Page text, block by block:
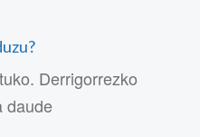
Derrigorrezko
daude